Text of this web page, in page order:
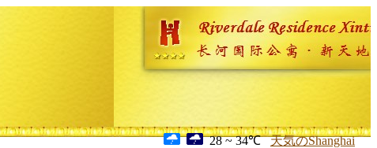
28 ~ 34℃ 天気のShanghai